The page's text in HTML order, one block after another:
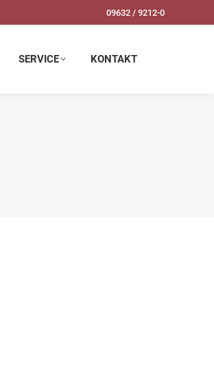
09632 / 9212-0
SERVICE KONTAKT